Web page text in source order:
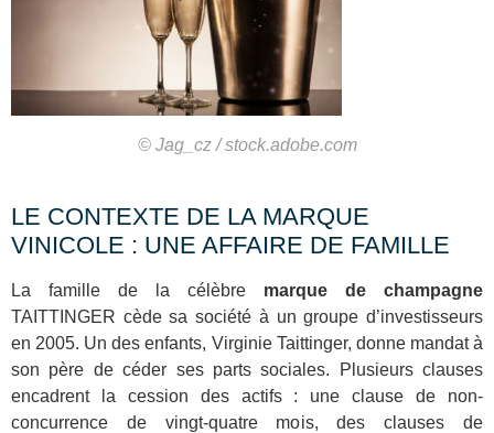
© Jag_cz / stock.adobe.com
LE CONTEXTE DE LA MARQUE
VINICOLE : UNE AFFAIRE DE FAMILLE
La famille de la célèbre marque de champagne
TAITTINGER cède sa société à un groupe d’investisseurs
en 2005. Un des enfants, Virginie Taittinger, donne mandat à
son père de céder ses parts sociales. Plusieurs clauses
encadrent la cession des actifs : une clause de non-
concurrence de vingt-quatre mois, des clauses de